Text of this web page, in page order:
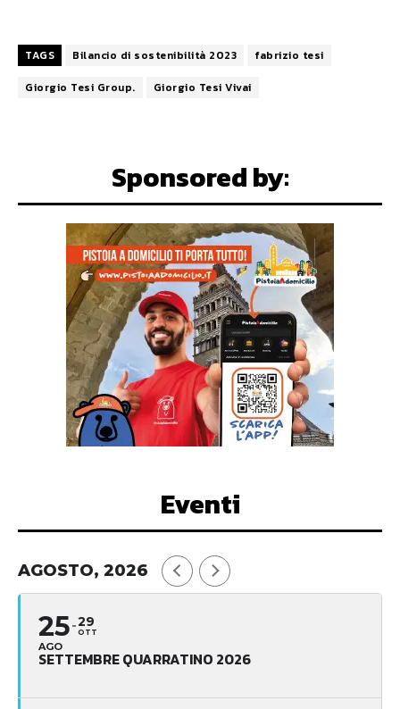
TAGS Bilancio di sostenibilità 2023
fabrizio tesi
Giorgio Tesi Group.
Giorgio Tesi Vivai
Sponsored by:
Eventi
AGOSTO, 2026
25
AGO
29
OTT
SETTEMBRE QUARRATINO 2026